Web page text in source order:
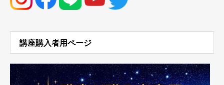
講座購入者用ページ